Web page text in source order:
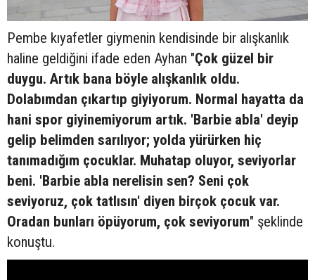
Pembe kıyafetler giymenin kendisinde bir alışkanlık
haline geldiğini ifade eden Ayhan "Çok güzel bir
duygu. Artık bana böyle alışkanlık oldu.
Dolabımdan çıkartıp giyiyorum. Normal hayatta da
hani spor giyinemiyorum artık. 'Barbie abla' deyip
gelip belimden sarılıyor; yolda yürürken hiç
tanımadığım çocuklar. Muhatap oluyor, seviyorlar
beni. 'Barbie abla nerelisin sen? Seni çok
seviyoruz, çok tatlısın' diyen birçok çocuk var.
Oradan bunları öpüyorum, çok seviyorum" şeklinde
konuştu.